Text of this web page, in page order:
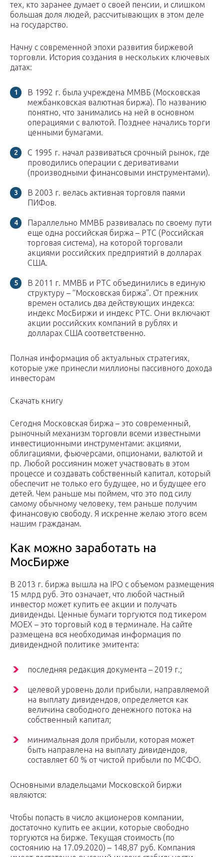
тех, кто заранее думает о своей пенсии, и слишком
большая доля людей, рассчитывающих в этом деле
на государство.
Начну с современной эпохи развития биржевой
торговли. История создания в нескольких ключевых
датах:
В 1992 г. была учреждена ММВБ (Московская
межбанковская валютная биржа). По названию
понятно, что занимались на ней в основном
операциями с валютой. Позднее начались торги
ценными бумагами.
С 1995 г. начал развиваться срочный рынок, где
проводились операции с деривативами
(производными финансовыми инструментами).
В 2003 г. велась активная торговля паями
ПИФов.
Параллельно ММВБ развивалась по своему пути
еще одна российская биржа – РТС (Российская
торговая система), на которой торговали
акциями российских предприятий в долларах
США.
В 2011 г. ММВБ и РТС объединились в единую
структуру – “Московская биржа”. От прежних
времен остались два действующих индекса:
индекс МосБиржи и индекс РТС. Они включают
акции российских компаний в рублях и
долларах США соответственно.
Полная информация об актуальных стратегиях,
которые уже принесли миллионы пассивного дохода
инвесторам
Скачать книгу
Сегодня Московская биржа – это современный,
рыночный механизм торговли всеми известными
инвестиционными инструментами: акциями,
облигациями, фьючерсами, опционами, валютой и
пр. Любой россиянин может участвовать в этом
процессе и создавать собственный капитал, который
обеспечит не только его будущее, но и будущее его
детей. Чем раньше мы поймем, что это под силу
самому обычному человеку, тем раньше получим
финансовую свободу. Я искренне желаю этого всем
нашим гражданам.
Как можно заработать на
МосБирже
В 2013 г. биржа вышла на IPO с объемом размещения
15 млрд руб. Это означает, что любой частный
инвестор может купить ее акции и получать
дивиденды. Ценные бумаги торгуются под тикером
MOEX – это торговый код в терминале. На сайте
размещена вся необходимая информация по
дивидендной политике эмитента:
последняя редакция документа – 2019 г.;
целевой уровень доли прибыли, направляемой
на выплату дивидендов, определяется как
величина свободного денежного потока на
собственный капитал;
минимальная доля прибыли, которая может
быть направлена на выплату дивидендов,
составляет 60 % от чистой прибыли по МСФО.
Основными владельцами Московской биржи
являются:
Чтобы попасть в число акционеров компании,
достаточно купить ее акции, которые свободно
торгуются на бирже. Текущая стоимость (по
состоянию на 17.09.2020) – 148,87 руб. Компания